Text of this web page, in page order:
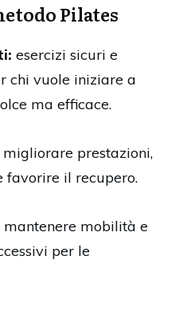
Pilates
esercizi sicuri e
chi vuole iniziare a
ma efficace.
prestazioni,
favorire il recupero.
mobilità e
per le